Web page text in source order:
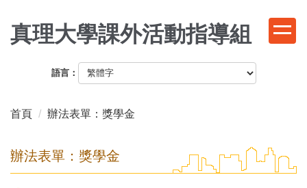
到
主
區
真理大學課外活動指導組
語言：
首頁 辦法表單：獎學金
辦法表單：獎學金